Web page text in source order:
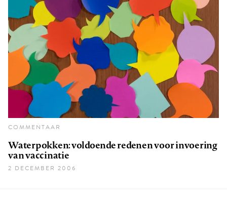
COMMENTAAR
Waterpokken: voldoende redenen voor invoering
van vaccinatie
2 DECEMBER 2006